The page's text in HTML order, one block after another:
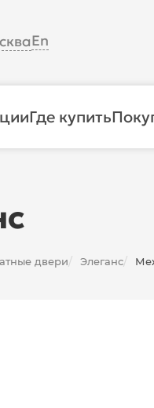
En
Где купить
двери/ Элеганс/